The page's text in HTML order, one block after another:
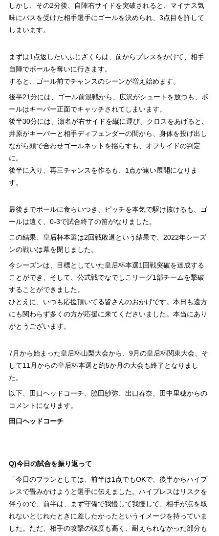
しかし、その2分後、自陣右サイドを突破されると、マイナス気
味にパスを受けた相手選手にゴールを決められ、3点目を許して
しまいます。
まずは1点返したいふじざくらは、前からプレスをかけて、相手
自陣でボールを奪いに行きます。
すると、ゴール前でチャンスのシーンが増え始めます。
後半21分には、ゴール前混戦から、広沢がシュートを放つも、ボ
ールはキーパー正面でキャッチされてしまいます。
後半30分には、濵名が右サイドを縦に運び、クロスをあげると、
井原がキーパーと相手ディフェンダーの間から、身体を投げ出し
ながら頭で合わせゴールネットを揺らすも、オフサイドの判定
に。
後半に入り、再三チャンスを作るも、1点が遠い展開になりま
す。
最後までボールに食らいつき、ピッチを本気で駆け抜けるも、ゴ
ールは遠く、0-3で試合終了の笛がなりました。
この結果、皇后杯本選は2回戦敗退という結果で、2022年シーズ
ンの戦いは幕を閉じました。
今シーズンは、目標としていた皇后杯本選1回戦突破を達成する
ことができ、そして、公式戦でなでしこリーグ1部チームを撃破
することができました。
ひとえに、いつも応援頂いてる皆さんのおかげです。本日も遠方
にも関わらず多くの方が応援に来てくださいました。本当にあり
がとうございます。
7月から始まった皇后杯山梨大会から、9月の皇后杯関東大会、そ
して11月からの皇后杯本選と約5か月の大会も終了となりまし
た。
以下、田口ヘッドコーチ、脇田紗弥、出口春奈、田中里穂からの
コメントになります。
田口ヘッドコーチ
Q)今日の試合を振り返って
「今日のプランとしては、前半は1点でもOKで、後半からハイプ
レスで畳みかけようと選手に伝えました。ハイプレスはリスクを
伴うので、前半は、まず守備で我慢して我慢して、相手が点を取
れないとじれたときに差したかったというイメージを持っていま
した。ただ、相手の攻撃の強度も高く、耐えられなかった部分も